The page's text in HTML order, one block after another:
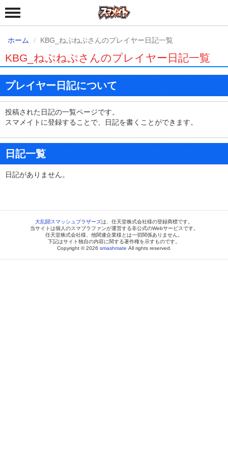
ホーム KBG_ねぷねぷさんのプレイヤー日記一覧
KBG_ねぷねぷさんのプレイヤー日記一覧
プレイヤー日記について
投稿された日記の一覧ページです。
スマメイトに登録することで、日記を書くことができます。
日記一覧
日記がありません。
大乱闘スマッシュブラザーズは、任天堂株式会社様の登録商標です。
当サイトは個人のスマブラファンが運営する非公式のWebサービスです。
任天堂株式会社様、他関連企業様とは一切関係ありません。
下記はサイト独自の内容に関する著作権を示すものです。
Copyright © 2026 smashmate All rights reserved.